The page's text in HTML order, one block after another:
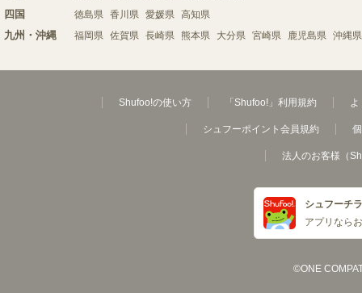
四国 徳島県 香川県 愛媛県 高知県
九州・沖縄 福岡県 佐賀県 長崎県 熊本県 大分県 宮崎県 鹿児島県 沖縄県
Shufoo!の使い方 「Shufoo!」利用規約 よ
シュフーポイント会員規約
法人のお客様（
シュフーチ
アプリなら
©ONE